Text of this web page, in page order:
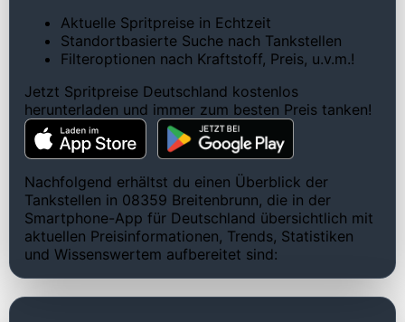
Aktuelle Spritpreise in Echtzeit
Standortbasierte Suche nach Tankstellen
Filteroptionen nach Kraftstoff, Preis, u.v.m.!
Jetzt Spritpreise Deutschland kostenlos
herunterladen und immer zum besten Preis tanken!
Nachfolgend erhältst du einen Überblick der
Tankstellen in 08359 Breitenbrunn, die in der
Smartphone-App für Deutschland übersichtlich mit
aktuellen Preisinformationen, Trends, Statistiken
und Wissenswertem aufbereitet sind: